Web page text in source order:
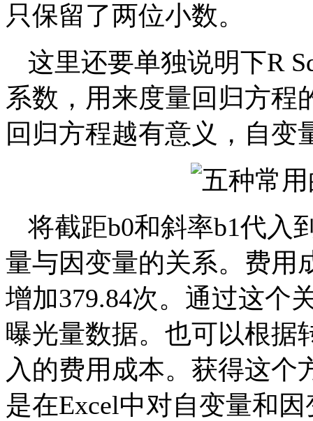
只保留了两位小数。
这里还要单独说明下R
系数，用来度量回归方程
回归方程越有意义，自变
将截距b0和斜率b1代入
量与因变量的关系。费用
增加379.84次。通过这个
曝光量数据。也可以根据
入的费用成本。获得这个
是在Excel中对自变量和